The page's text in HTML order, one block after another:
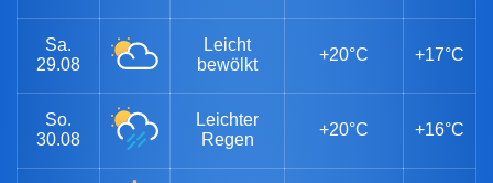
Sa.
29.08
Leicht
bewölkt
+20°C +17°C
So.
30.08
Leichter
Regen
+20°C +16°C